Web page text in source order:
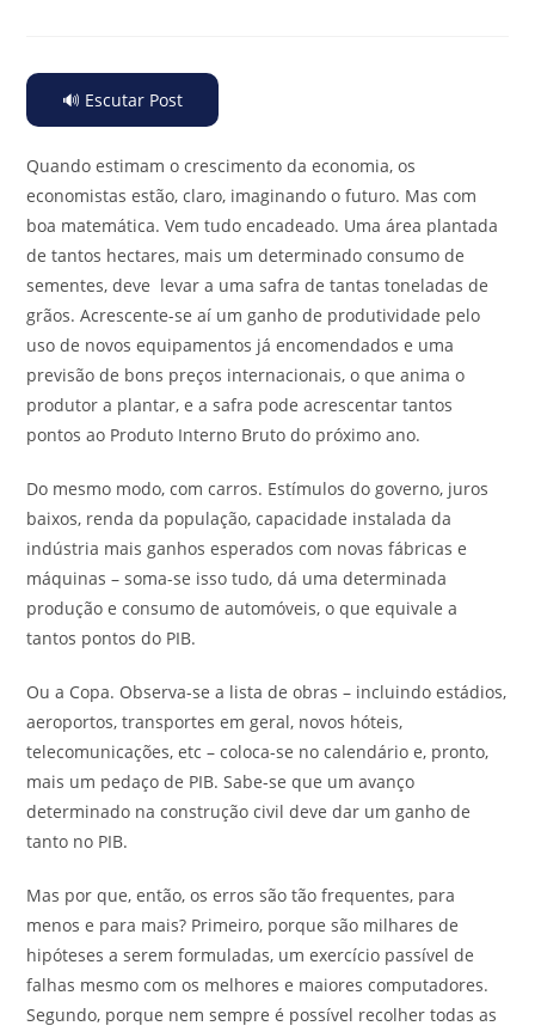
🔊 Escutar Post
Quando estimam o crescimento da economia, os
economistas estão, claro, imaginando o futuro. Mas com
boa matemática. Vem tudo encadeado. Uma área plantada
de tantos hectares, mais um determinado consumo de
sementes, deve levar a uma safra de tantas toneladas de
grãos. Acrescente-se aí um ganho de produtividade pelo
uso de novos equipamentos já encomendados e uma
previsão de bons preços internacionais, o que anima o
produtor a plantar, e a safra pode acrescentar tantos
pontos ao Produto Interno Bruto do próximo ano.
Do mesmo modo, com carros. Estímulos do governo, juros
baixos, renda da população, capacidade instalada da
indústria mais ganhos esperados com novas fábricas e
máquinas – soma-se isso tudo, dá uma determinada
produção e consumo de automóveis, o que equivale a
tantos pontos do PIB.
Ou a Copa. Observa-se a lista de obras – incluindo estádios,
aeroportos, transportes em geral, novos hóteis,
telecomunicações, etc – coloca-se no calendário e, pronto,
mais um pedaço de PIB. Sabe-se que um avanço
determinado na construção civil deve dar um ganho de
tanto no PIB.
Mas por que, então, os erros são tão frequentes, para
menos e para mais? Primeiro, porque são milhares de
hipóteses a serem formuladas, um exercício passível de
falhas mesmo com os melhores e maiores computadores.
Segundo, porque nem sempre é possível recolher todas as